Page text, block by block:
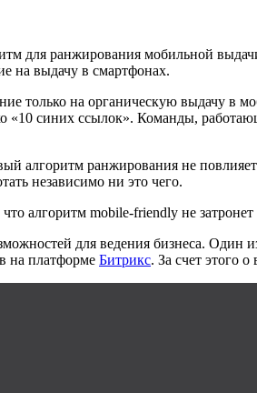
для ранжирования мобильной
на выдачу в смартфонах.
только на органическую выдачу в
«10 синих ссылок». Команды,
алгоритм ранжирования не
независимо ни это чего.
алгоритм mobile-friendly не
для ведения бизнеса. Один
на платформе Битрикс. За счет этого